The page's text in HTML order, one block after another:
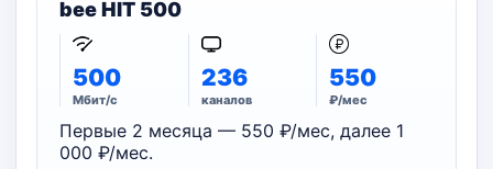
bee HIT 500
500
Мбит/с
236
каналов
550
₽/мес
Первые 2 месяца — 550 ₽/мес, далее 1
000 ₽/мес.